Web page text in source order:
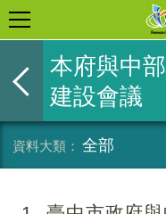
本府與中
建設會議
全部